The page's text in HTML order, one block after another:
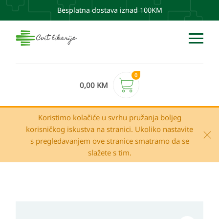
Besplatna dostava iznad 100KM
0,00 KM
0
Koristimo kolačiće u svrhu pružanja boljeg
korisničkog iskustva na stranici. Ukoliko nastavite
s pregledavanjem ove stranice smatramo da se
slažete s tim.